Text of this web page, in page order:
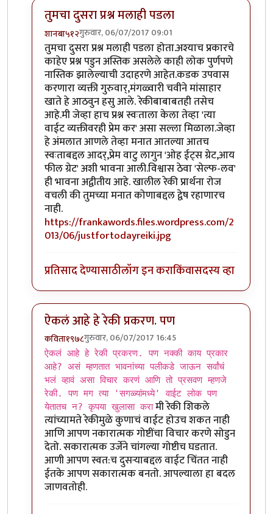
तुमचा दुसरा प्रश्न मलाही पडला
शानबा५१२गुरुवार, 06/07/2017 09:01
In reply toऐकलं आहे हे रेकी प्रकरण. पणbyज्योति अळवणी
तुमचा दुसरा प्रश्न मलाही पडला होता.अश्याच प्रकारचे
काहेए प्रश्न पडुन अस्तिक असलेले काही लोक पुर्णपणे
नास्तिक झालेल्याची उदाहरणे आहेत.कडक उपवास
करणारा व्यक्ती गुरुवार्,मंगळ्वारी चवीने मांसाहार
खाते हे आठवुन हसु आले. रेकीबाबाबतही तसेच
आहे.मी जेव्हा हाच प्रश्न स्वःताला केला तेव्हा 'त्या
वाईट व्यक्तीवरही प्रेम कर' असा सल्ला मिळाला.जेव्हा
हे अंमलात आणले तेव्हा मनात आतल्या आतच
स्वःताबद्दल आदर्,प्रेम वाटु लागुन 'ओह ईट्स ग्रेट,आय
फील ग्रेट' अशी भावना आली.विश्वास ठेवा 'सेल्फ-लव'
ही भावना अद्वीतीय आहे. खालील रेकी प्रार्थना रोज
वचली की तुमच्या मनात कोणाबद्दल द्वेष रहाणारच
नाही.
https://frankawords.files.wordpress.com/2
013/06/justfortodayreiki.jpg
प्रतिसाद देण्यासाठीलॉग इन कराकिंवासदस्य व्हा
ऐकलं आहे हे रेकी प्रकरण. पण
कविता१९७८गुरुवार, 06/07/2017 16:45
In reply to ऐकलं आहे हे रेकी प्रकरण. पणbyज्योति अळवणी
ऐकलं आहे हे रेकी प्रकरण. पण नक्की काय प्रकार
आहे? असं म्हणतात भावनांच्या पलीकडे जाऊन सर्वांचं
भलं व्हावं असा विचार करणं आणि तो प्रसवण म्हणजे
रेकी. पण मग त्या 'सगळ्यांमध्ये' वाईट लोक पण
येतातच न? कृपया खुलासा करामी रेकी शिकले
त्यांच्यामते रेकीमुळे कुणाचं वाईट होउच शकत नाही
आणि आपण नकारात्मक गोष्टींचा विचार करणे सोडुन
देतो. सकारात्मक उर्जेने चांगल्या गोष्टीच घडतात.
आणी आपण स्वत:च दुसर्‍याबद्दल वाईट चिंतत नाही
ईतके आपण सकारात्मक बनतो. आपल्याला हा बदल
जाणवतोही.